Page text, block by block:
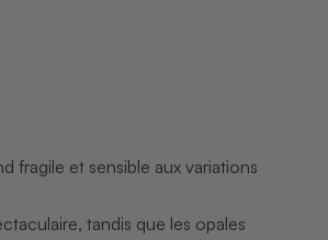
fragile et sensible aux variations
tandis que les opales